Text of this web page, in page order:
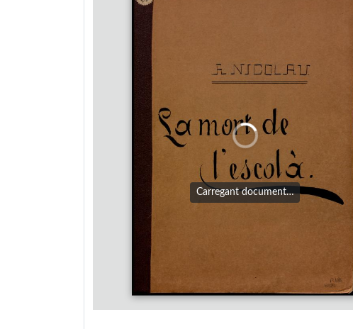
Carregant document…